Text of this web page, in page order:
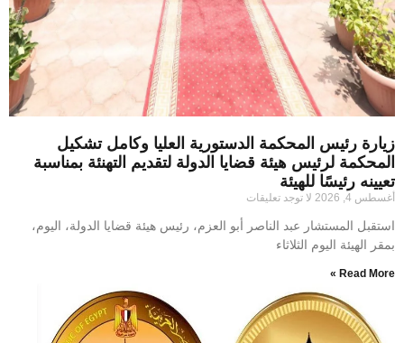
زيارة رئيس المحكمة الدستورية العليا وكامل تشكيل
المحكمة لرئيس هيئة قضايا الدولة لتقديم التهنئة بمناسبة
تعيينه رئيسًا للهيئة
أغسطس 4, 2026 لا توجد تعليقات
​استقبل المستشار عبد الناصر أبو العزم، رئيس هيئة قضايا الدولة، اليوم،
بمقر الهيئة اليوم الثلاثاء
Read More »